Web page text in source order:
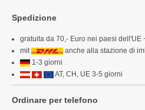
Spedizione
gratuita da 70,- Euro nei paesi dell'UE
mit
anche alla stazione di
1-3 giorni
AT, CH, UE 3-5 giorni
Ordinare per telefono